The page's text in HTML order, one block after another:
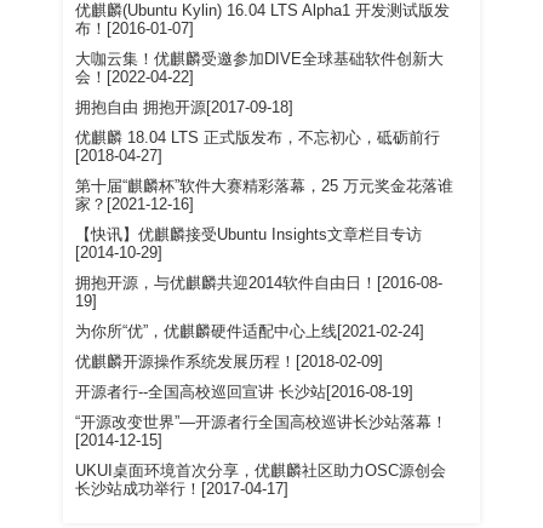
优麒麟(Ubuntu Kylin) 16.04 LTS Alpha1 开发测试版发
布！[2016-01-07]
大咖云集！优麒麟受邀参加DIVE全球基础软件创新大
会！[2022-04-22]
拥抱自由 拥抱开源[2017-09-18]
优麒麟 18.04 LTS 正式版发布，不忘初心，砥砺前行
[2018-04-27]
第十届“麒麟杯”软件大赛精彩落幕，25 万元奖金花落谁
家？[2021-12-16]
【快讯】优麒麟接受Ubuntu Insights文章栏目专访
[2014-10-29]
拥抱开源，与优麒麟共迎2014软件自由日！[2016-08-
19]
为你所“优”，优麒麟硬件适配中心上线[2021-02-24]
优麒麟开源操作系统发展历程！[2018-02-09]
开源者行--全国高校巡回宣讲 长沙站[2016-08-19]
“开源改变世界”—开源者行全国高校巡讲长沙站落幕！
[2014-12-15]
UKUI桌面环境首次分享，优麒麟社区助力OSC源创会
长沙站成功举行！[2017-04-17]